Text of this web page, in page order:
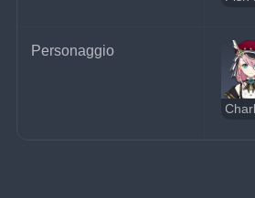
Personaggio